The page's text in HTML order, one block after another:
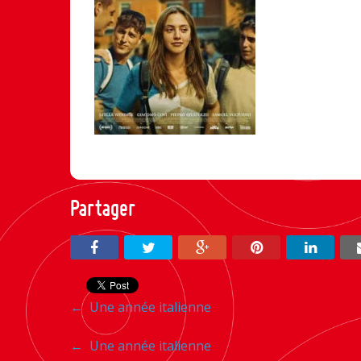
Partager
Navigation
entre
←Une année italienne
Navigation
← Une année italienne